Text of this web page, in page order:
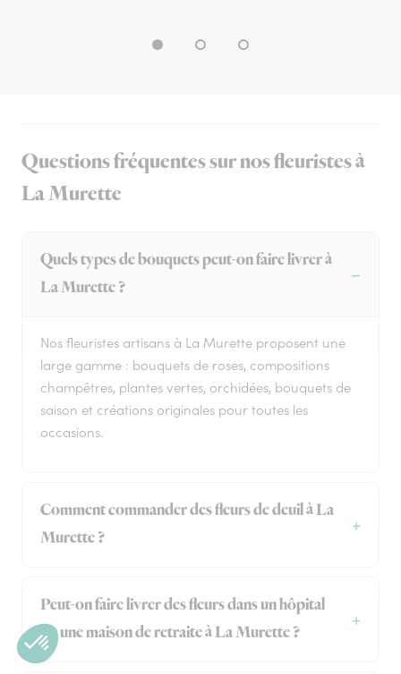
Questions fréquentes sur nos fleuristes à
La Murette
Quels types de bouquets peut-on faire livrer à
La Murette ?
Nos fleuristes artisans à La Murette proposent une
large gamme : bouquets de roses, compositions
champêtres, plantes vertes, orchidées, bouquets de
saison et créations originales pour toutes les
occasions.
Comment commander des fleurs de deuil à La
Murette ?
Peut-on faire livrer des fleurs dans un hôpital
ou une maison de retraite à La Murette ?